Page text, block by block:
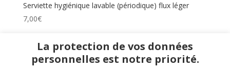
Serviette hygiénique lavable (périodique) flux léger
7,00€
La protection de vos données
personnelles est notre priorité.